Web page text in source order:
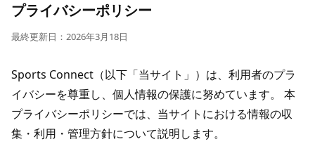
プライバシーポリシー
最終更新日：2026年3月18日
Sports Connect（以下「当サイト」）は、利用者のプラ
イバシーを尊重し、個人情報の保護に努めています。 本
プライバシーポリシーでは、当サイトにおける情報の収
集・利用・管理方針について説明します。